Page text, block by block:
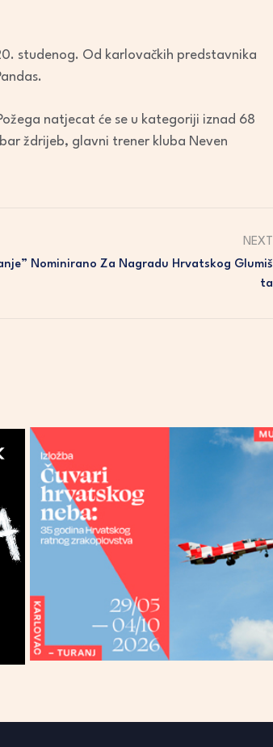
studenog. Od karlovačkih predstavnika
natjecat će se u kategoriji iznad 68
ždrijeb, glavni trener kluba Neven
NEXT
Nominirano Za Nagradu Hrvatskog Glumiš
Ta